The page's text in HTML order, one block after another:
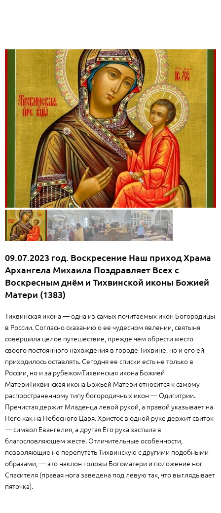
09.07.2023 год. Воскресение Наш приход Храма
Архангела Михаила Поздравляет Всех с
Воскресным днём и Тихвинской иконы Божией
Матери (1383)
Тихвинская икона — одна из самых почитаемых икон Богородицы
в России. Согласно сказанию о ее чудесном явлении, святыня
совершила целое путешествие, прежде чем обрести место
своего постоянного нахождения в городе Тихвине, но и его ей
приходилось оставлять. Сегодня ее списки есть не только в
России, но и за рубежомТихвинская икона Божией
МатериТихвинская икона Божьей Матери относится к самому
распространенному типу богородичных икон — Одигитрии.
Пречистая держит Младенца левой рукой, а правой указывает на
Него как на Небесного Царя. Христос в одной руке держит свиток
— символ Евангелия, а другая Его рука застыла в
благословляющем жесте. Отличительные особенности,
позволяющие не перепутать Тихвинскую с другими подобными
образами, — это наклон головы Богоматери и положение ног
Спасителя (правая нога заведена под левую так, что выглядывает
пяточка).